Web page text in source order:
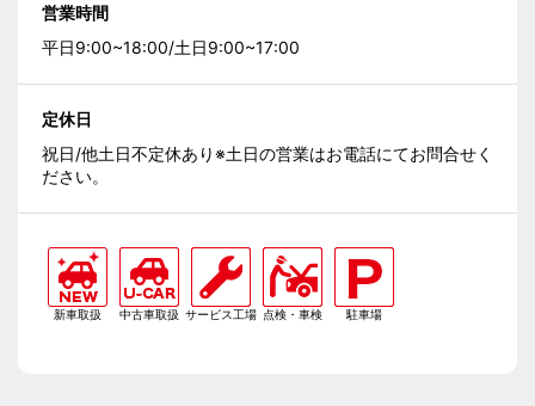
営業時間
平日9:00~18:00/土日9:00~17:00
定休日
祝日/他土日不定休あり※土日の営業はお電話にてお問合せく
ださい。
新車取扱 中古車取扱 サービス工場 点検・車検 駐車場